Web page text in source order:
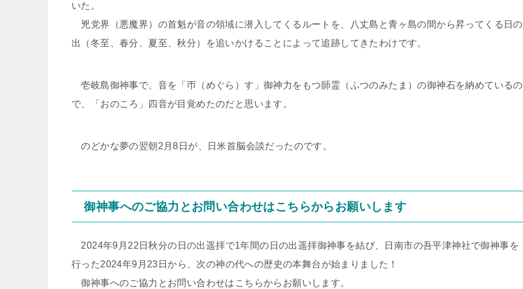
いた。
兇党界（悪魔界）の首魁が音の領域に潜入してくるルートを、八丈島と青ヶ島の間から昇ってくる日の
出（冬至、春分、夏至、秋分）を追いかけることによって追跡してきたわけです。
壱岐島御神事で、音を「帀（めぐら）す」御神力をもつ韴霊（ふつのみたま）の御神石を納めているの
で、「おのころ」四音が目覚めたのだと思います。
のどかな夢の翌朝2月8日が、日米首脳会談だったのです。
御神事へのご協力とお問い合わせはこちらからお願いします
2024年9月22日秋分の日の出遥拝で1年間の日の出遥拝御神事を結び、日南市の吾平津神社で御神事を
行った2024年9月23日から、次の神の代への歴史の本舞台が始まりました！
御神事へのご協力とお問い合わせはこちらからお願いします。